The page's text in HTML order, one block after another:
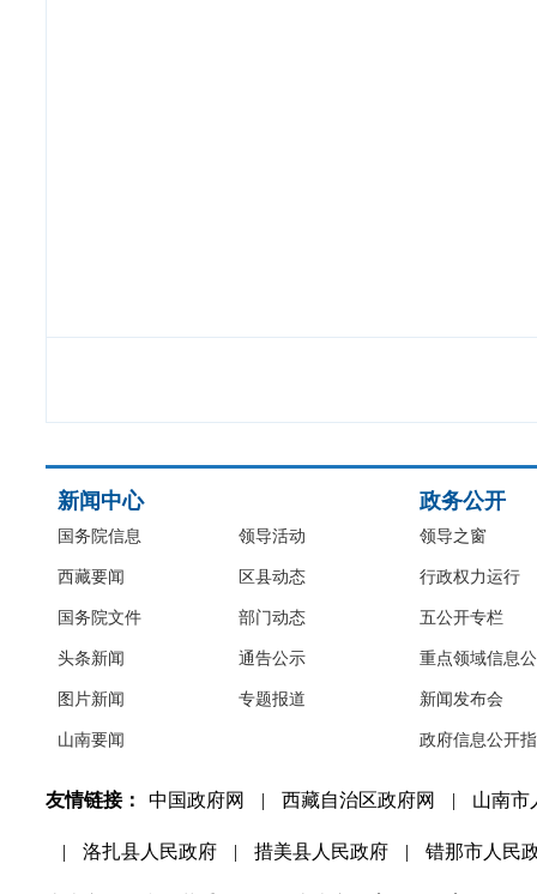
新闻中心
国务院信息
西藏要闻
国务院文件
头条新闻
图片新闻
山南要闻
领导活动
区县动态
部门动态
通告公示
专题报道
政务公开
领导之窗
行政权力运行
五公开专栏
重点领域信息
新闻发布会
政府信息公开
友情链接： 中国政府网 | 西藏自治区政府网 | 山南市
| 洛扎县人民政府 | 措美县人民政府 | 错那市人民